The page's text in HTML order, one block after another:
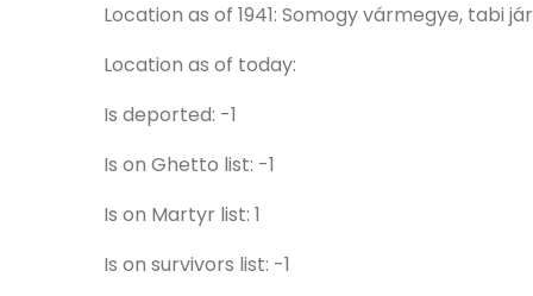
Location as of 1941: Somogy vármegye, tabi
Location as of today:
Is deported: -1
Is on Ghetto list: -1
Is on Martyr list: 1
Is on survivors list: -1